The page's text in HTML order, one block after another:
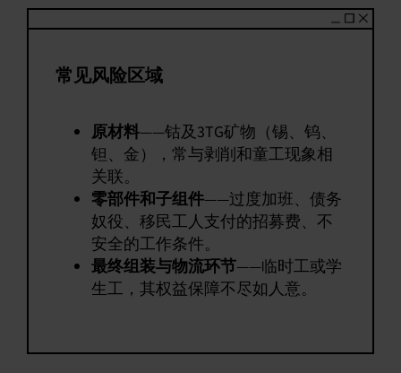
常见风险区域
原材料——钴及3TG矿物（锡、钨、
钽、金），常与剥削和童工现象相
关联。
零部件和子组件——过度加班、债务
奴役、移民工人支付的招募费、不
安全的工作条件。
最终组装与物流环节——临时工或学
生工，其权益保障不尽如人意。